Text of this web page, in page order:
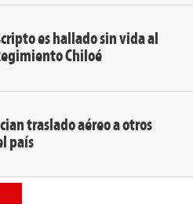
es hallado sin vida al
Chiloé
traslado aéreo a otros
país